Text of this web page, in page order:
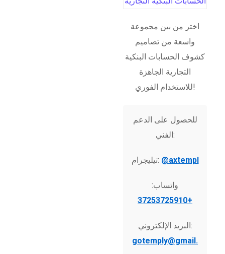
اختر من بين مجموعة
واسعة من تصاميم
كشوف الحسابات البنكية
التجارية الجاهزة
للاستخدام الفوري!
للحصول على الدعم
الفني:
تيليجرام: @axtempl
واتساب:
+37253725910
البريد الإلكتروني:
gotemply@gmail.